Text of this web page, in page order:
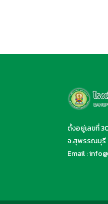
ตั้งอยู่เลขที่
จ.สุพรรณบุรี
Email :